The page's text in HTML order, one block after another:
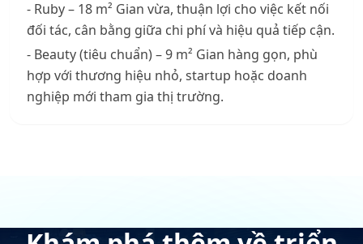
- Ruby – 18 m² Gian vừa, thuận lợi cho việc kết nối
đối tác, cân bằng giữa chi phí và hiệu quả tiếp cận.
- Beauty (tiêu chuẩn) – 9 m² Gian hàng gọn, phù
hợp với thương hiệu nhỏ, startup hoặc doanh
nghiệp mới tham gia thị trường.